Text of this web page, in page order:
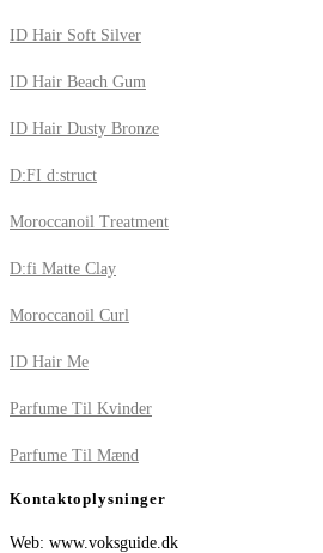
ID Hair Soft Silver
ID Hair Beach Gum
ID Hair Dusty Bronze
D:FI d:struct
Moroccanoil Treatment
D:fi Matte Clay
Moroccanoil Curl
ID Hair Me
Parfume Til Kvinder
Parfume Til Mænd
Kontaktoplysninger
Web: www.voksguide.dk